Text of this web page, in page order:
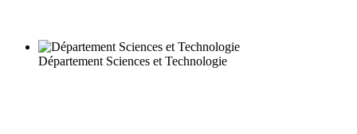
Département Sciences et Technologie